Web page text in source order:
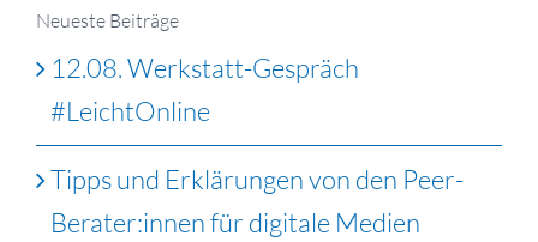
Neueste Beiträge
12.08. Werkstatt-Gespräch
#LeichtOnline
Tipps und Erklärungen von den Peer-
Berater:innen für digitale Medien